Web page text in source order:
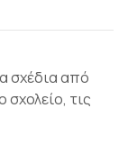
σχέδια από
σχολείο, τις